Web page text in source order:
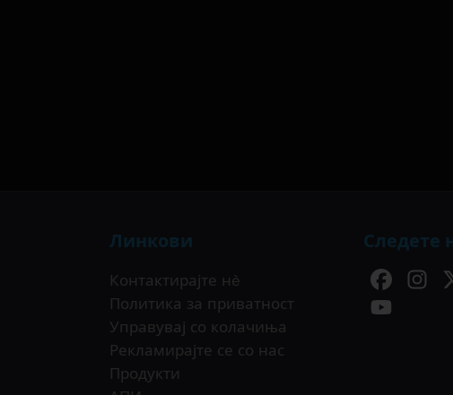
Линкови
Контактирајте нè
Политика за приватност
Управувај со колачиња
Рекламирајте се со нас
Продукти
Следете